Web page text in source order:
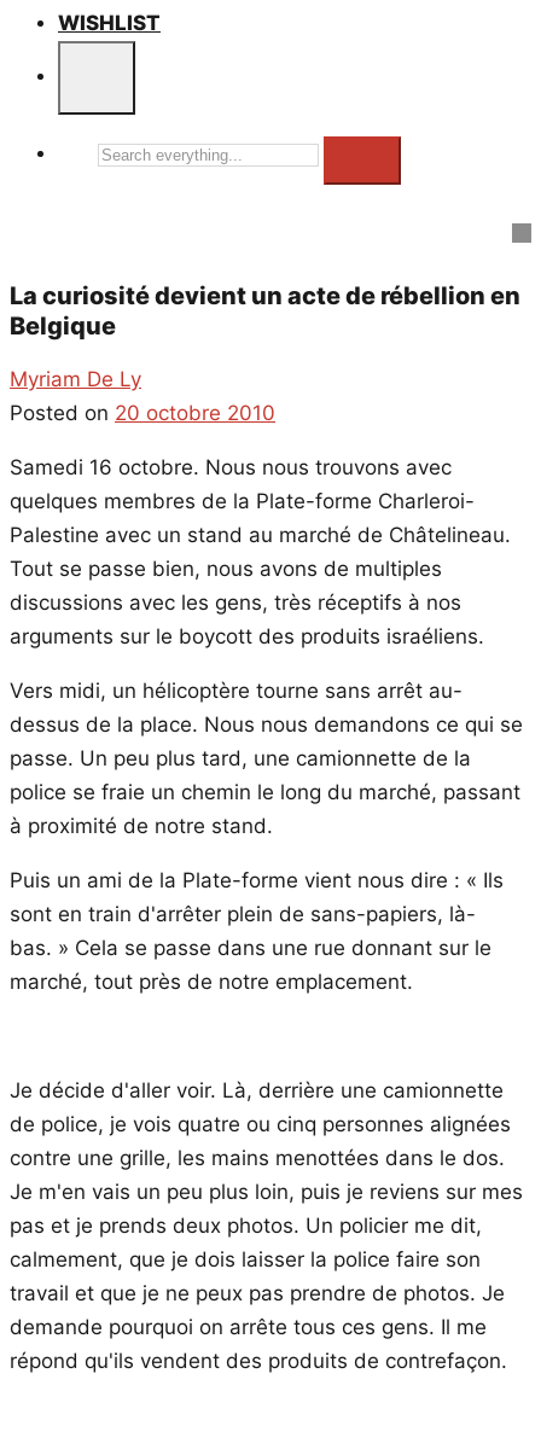
WISHLIST
Search
La curiosité devient un acte de rébellion en
Belgique
Myriam De Ly
Posted on 20 octobre 2010
Samedi 16 octobre. Nous nous trouvons avec
quelques membres de la Plate-forme Charleroi-
Palestine avec un stand au marché de Châtelineau.
Tout se passe bien, nous avons de multiples
discussions avec les gens, très réceptifs à nos
arguments sur le boycott des produits israéliens.
Vers midi, un hélicoptère tourne sans arrêt au-
dessus de la place. Nous nous demandons ce qui se
passe. Un peu plus tard, une camionnette de la
police se fraie un chemin le long du marché, passant
à proximité de notre stand.
Puis un ami de la Plate-forme vient nous dire : « Ils
sont en train d'arrêter plein de sans-papiers, là-
bas. » Cela se passe dans une rue donnant sur le
marché, tout près de notre emplacement.
Je décide d'aller voir. Là, derrière une camionnette
de police, je vois quatre ou cinq personnes alignées
contre une grille, les mains menottées dans le dos.
Je m'en vais un peu plus loin, puis je reviens sur mes
pas et je prends deux photos. Un policier me dit,
calmement, que je dois laisser la police faire son
travail et que je ne peux pas prendre de photos. Je
demande pourquoi on arrête tous ces gens. Il me
répond qu'ils vendent des produits de contrefaçon.